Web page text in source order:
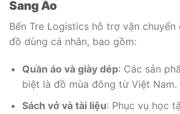
Sang Áo
Bến Tre Logistics hỗ trợ vận
đồ dùng cá nhân, bao gồm:
Quần áo và giày dép: Các sản
biệt là đồ mùa đông từ Việt Nam.
Sách vở và tài liệu: Phục vụ học